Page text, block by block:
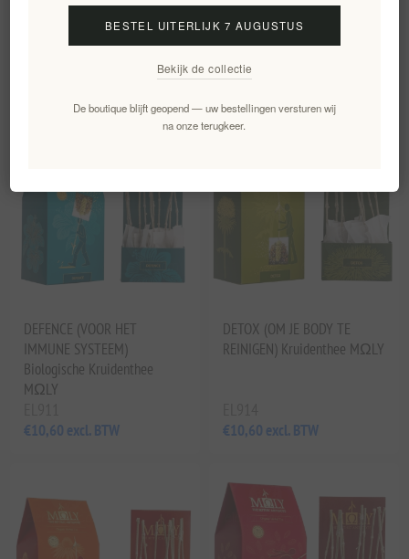
🎄 Kerstcadeau
Gerelateerde producten
DEFENCE (VOOR HET
IMMUNE SYSTEEM)
Biologische Kruidenthee
MΩLY
€10,60 excl. BTW
DETOX (OM JE BODY TE
REINIGEN) Kruidenthee MΩLY
€10,60 excl. BTW
BESTEL UITERLIJK 7 AUGUSTUS
Bekijk de collectie
De boutique blijft geopend — uw bestellingen versturen wij
na onze terugkeer.